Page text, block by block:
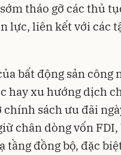
tháo gỡ các thủ
lực, liên kết với các
bất động sản công
hay xu hướng dịch
sách ưu đãi
chân dòng vốn FDI,
đồng bộ, đặc